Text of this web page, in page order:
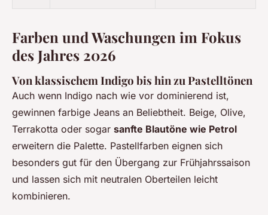
Farben und Waschungen im Fokus
des Jahres 2026
Von klassischem Indigo bis hin zu Pastelltönen
Auch wenn Indigo nach wie vor dominierend ist,
gewinnen farbige Jeans an Beliebtheit. Beige, Olive,
Terrakotta oder sogar sanfte Blautöne wie Petrol
erweitern die Palette. Pastellfarben eignen sich
besonders gut für den Übergang zur Frühjahrssaison
und lassen sich mit neutralen Oberteilen leicht
kombinieren.